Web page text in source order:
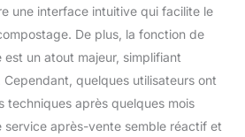
actif toutes les 90
utilisations pour garantir
continue sans odeur.
(Vous pouvez acheter
des recharges de filtre à
charbon actif chez
une interface intuitive qui facilite le
De plus, la fonction de
un atout majeur, simplifiant
Cependant, quelques utilisateurs ont
techniques après quelques mois
service après-vente semble réactif et